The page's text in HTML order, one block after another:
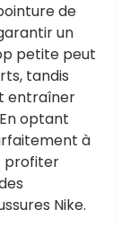
de
un
petite peut
tandis
entraîner
optant
à
profiter
Nike.